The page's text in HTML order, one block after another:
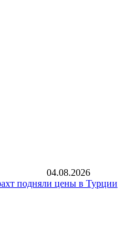
04.08.2026
подняли цены в Турции